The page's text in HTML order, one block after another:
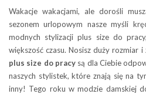
Wakacje wakacjami, ale dorośli
sezonem urlopowym nasze myśli
modnych stylizacji plus size do
większość czasu. Nosisz duży rozmiar i
plus size do pracy są dla Ciebie
naszych stylistek, które znają się na
inny! Tego roku w modzie damskiej